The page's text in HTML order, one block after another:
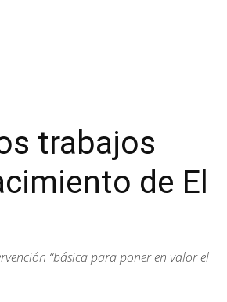
trabajos
de El
“básica para poner en valor el